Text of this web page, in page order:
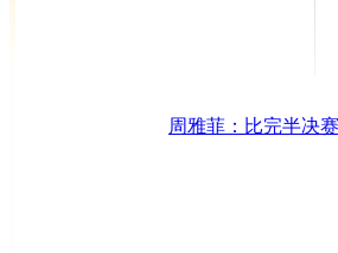
周雅菲：比完半决